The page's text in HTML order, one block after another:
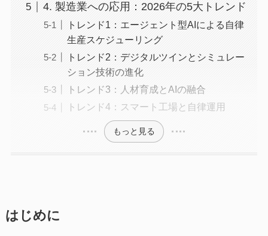
4. 製造業への応用：2026年の5大トレンド
トレンド1：エージェント型AIによる自律
生産スケジューリング
トレンド2：デジタルツインとシミュレー
ション技術の進化
トレンド3：人材育成とAIの融合
トレンド4：スマート工場と自律運用
もっと見る
はじめに